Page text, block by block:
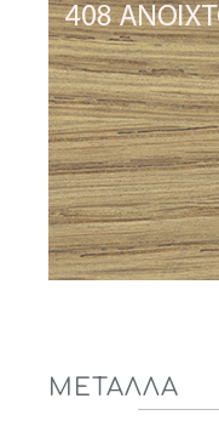
ΜΕΤΑΛΛΑ